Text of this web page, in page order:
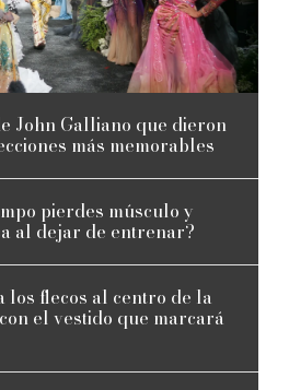
John Galliano que dieron
más memorables
pierdes músculo y
al dejar de entrenar?
los flecos al centro de la
el vestido que marcará